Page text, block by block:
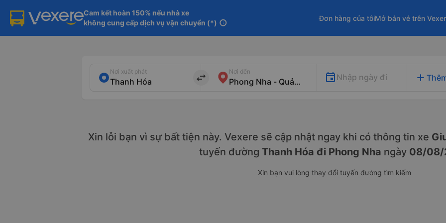
Cam kết hoàn 150% nếu nhà xe
không cung cấp dịch vụ vận chuyển (*) info
Đơn hàng của tôiMở bán vé trên
Nơi xuất phát
import_export
Nơi đến
Nhập ngày đi add
Xin lỗi bạn vì sự bất tiện này. Vexere sẽ cập nhật ngay khi có thông tin xe
tuyến đường Thanh Hóa đi Phong Nha ngày 08/08/
Xin bạn vui lòng thay đổi tuyến đường tìm kiếm